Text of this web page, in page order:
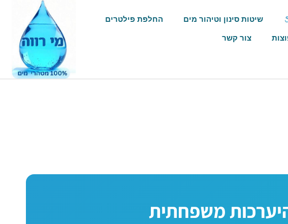
שיטות סינון וטיהור מים החלפת פילטרים
צור קשר
משפחתית